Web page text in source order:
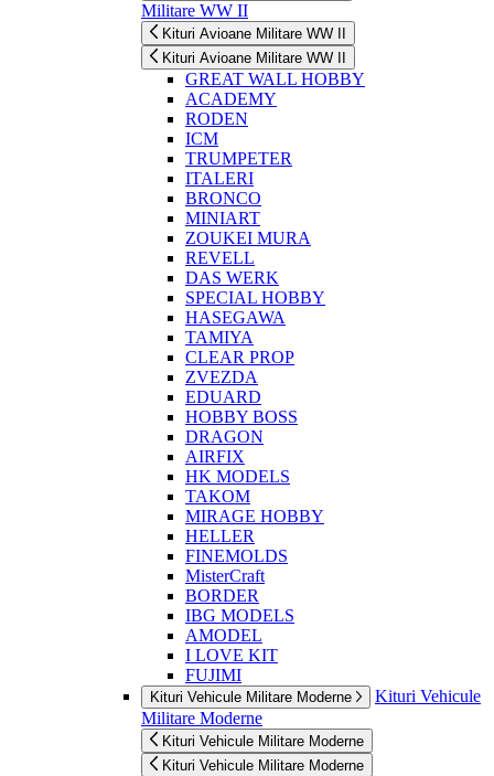
Militare WW II
Kituri Avioane Militare WW II
Kituri Avioane Militare WW II
GREAT WALL HOBBY
ACADEMY
RODEN
ICM
TRUMPETER
ITALERI
BRONCO
MINIART
ZOUKEI MURA
REVELL
DAS WERK
SPECIAL HOBBY
HASEGAWA
TAMIYA
CLEAR PROP
ZVEZDA
EDUARD
HOBBY BOSS
DRAGON
AIRFIX
HK MODELS
TAKOM
MIRAGE HOBBY
HELLER
FINEMOLDS
MisterCraft
BORDER
IBG MODELS
AMODEL
I LOVE KIT
FUJIMI
Kituri Vehicule Militare Moderne
Kituri Vehicule
Militare Moderne
Kituri Vehicule Militare Moderne
Kituri Vehicule Militare Moderne